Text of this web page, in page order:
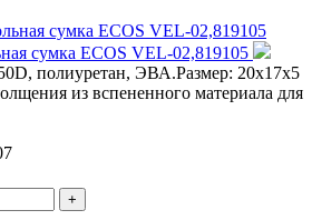
сумка ECOS VEL-02,819105
полиуретан, ЭВА.Размер: 20x17x5
из вспененного материала для
+